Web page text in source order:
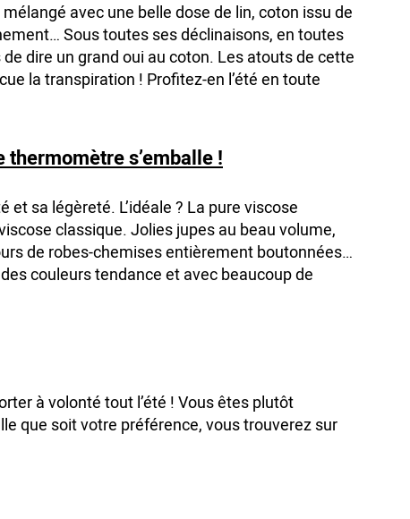
avec une belle dose de lin, coton issu de
Sous toutes ses déclinaisons, en toutes
dire un grand oui au coton. Les atouts de cette
la transpiration ! Profitez-en l’été en toute
s’emballe !
sa légèreté. L’idéale ? La pure viscose
classique. Jolies jupes au beau volume,
de robes-chemises entièrement boutonnées…
couleurs tendance et avec beaucoup de
à volonté tout l’été ! Vous êtes plutôt
que soit votre préférence, vous trouverez sur